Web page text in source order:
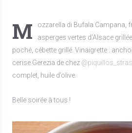
M
ozzarella di Bufala Campana,
asperges vertes d’Alsace
poché, cébette grillé. Vinaigrette :
cerise Gerezia de chez
complet, huile d’olive.
Belle soirée à tous !